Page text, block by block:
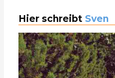
Hier schreibt Sven